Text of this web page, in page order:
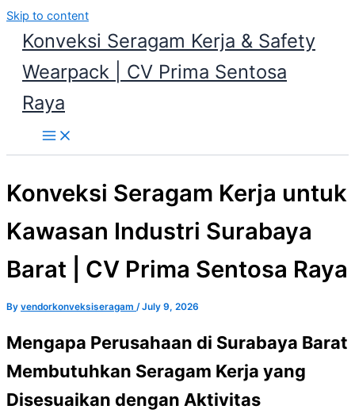
Skip to content
Konveksi Seragam Kerja & Safety
Wearpack | CV Prima Sentosa
Raya
Konveksi Seragam Kerja untuk
Kawasan Industri Surabaya
Barat | CV Prima Sentosa Raya
By vendorkonveksiseragam /July 9, 2026
Mengapa Perusahaan di Surabaya Barat
Membutuhkan Seragam Kerja yang
Disesuaikan dengan Aktivitas